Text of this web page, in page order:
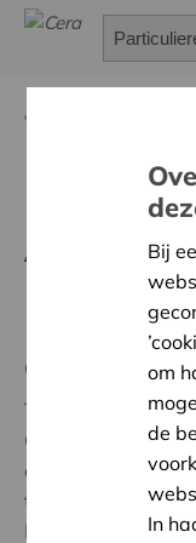
Reis de
Genoot jij ook
Tijdens de Cera-
Cera-vennoot
elders in de stad
te bieden heeft
In het
Bij
om
de
In